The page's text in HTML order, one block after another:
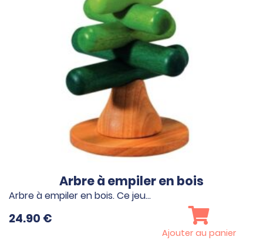
Arbre à empiler en bois
Arbre à empiler en bois. Ce jeu…
24.90 €
Ajouter au panier